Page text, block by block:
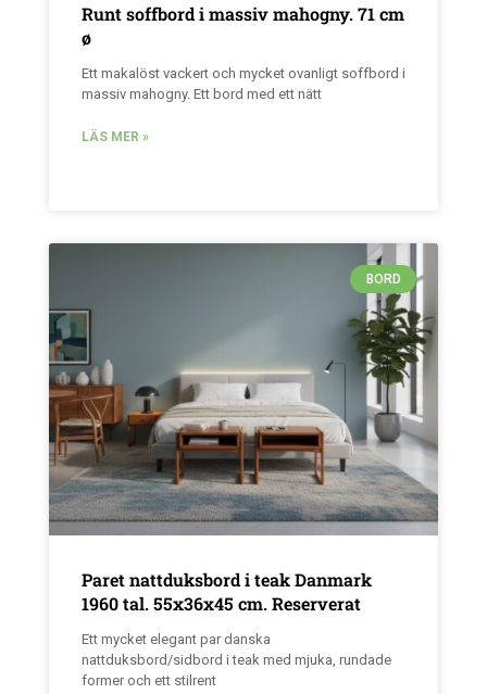
Runt soffbord i massiv mahogny. 71 cm
ø
Ett makalöst vackert och mycket ovanligt soffbord i
massiv mahogny. Ett bord med ett nätt
LÄS MER »
BORD
Paret nattduksbord i teak Danmark
1960 tal. 55x36x45 cm. Reserverat
Ett mycket elegant par danska
nattduksbord/sidbord i teak med mjuka, rundade
former och ett stilrent